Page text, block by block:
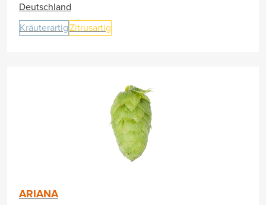
Deutschland
KräuterartigZitrusartig
ARIANA